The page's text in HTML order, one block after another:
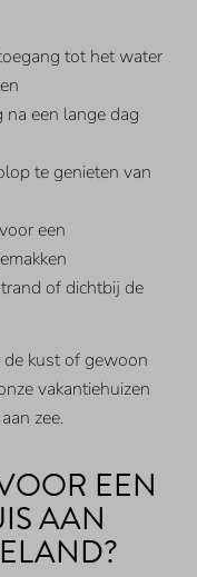
tot het water
een lange dag
te genieten van
voor een
of dichtbij de
kust of gewoon
vakantiehuizen
zee.
EEN
AAN